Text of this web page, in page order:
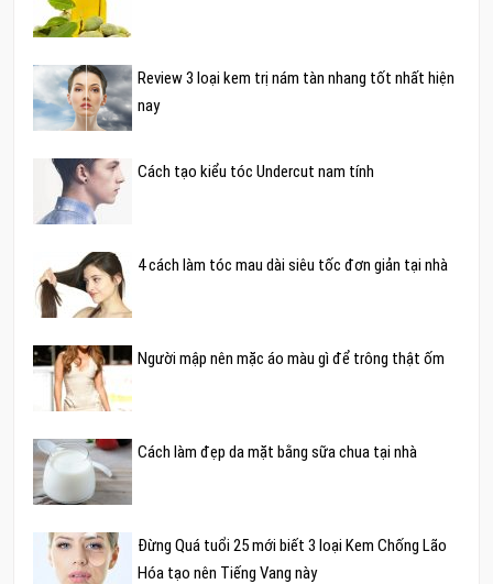
Review 3 loại kem trị nám tàn nhang tốt nhất hiện
nay
Cách tạo kiểu tóc Undercut nam tính
4 cách làm tóc mau dài siêu tốc đơn giản tại nhà
Người mập nên mặc áo màu gì để trông thật ốm
Cách làm đẹp da mặt bằng sữa chua tại nhà
Đừng Quá tuổi 25 mới biết 3 loại Kem Chống Lão
Hóa tạo nên Tiếng Vang này